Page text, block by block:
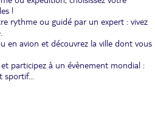
!
rythme ou guidé par un expert : vivez
en avion et découvrez la ville dont vous
et participez à un évènement mondial :
sportif...